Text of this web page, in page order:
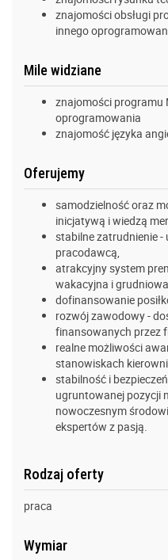
znajomości obsługi
innego
Mile widziane
znajomości programu
oprogramowania
znajomość języka
Oferujemy
samodzielność oraz
inicjatywą i wiedzą
stabilne zatrudnienie -
pracodawcą,
atrakcyjny system
wakacyjna i
dofinansowanie
rozwój zawodowy -
finansowanych przez
realne możliwości
stanowiskach
stabilność i
ugruntowanej pozycji
nowoczesnym
ekspertów z pasją.
Rodzaj oferty
praca
Wymiar